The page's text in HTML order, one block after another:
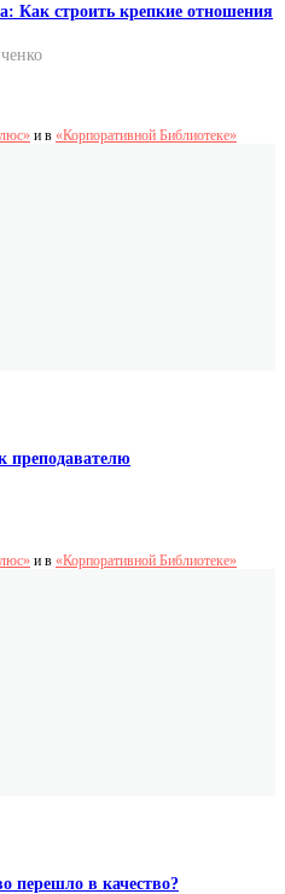
Как строить крепкие отношения
и в «Корпоративной Библиотеке»
преподавателю
и в «Корпоративной Библиотеке»
перешло в качество?